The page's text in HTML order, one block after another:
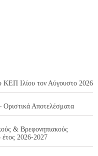
ΚΕΠ Ιλίου τον Αύγουστο 2026
Οριστικά Αποτελέσματα
& Βρεφονηπιακούς
έτος 2026-2027